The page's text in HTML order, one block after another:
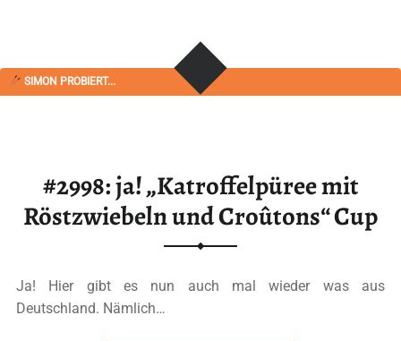
SIMON PROBIERT...
#2998: ja! „Katroffelpüree mit
Röstzwiebeln und Croûtons“ Cup
Ja! Hier gibt es nun auch mal wieder was aus
Deutschland. Nämlich…